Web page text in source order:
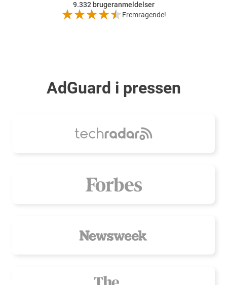
9.332 brugeranmeldelser
Fremragende!
AdGuard i pressen